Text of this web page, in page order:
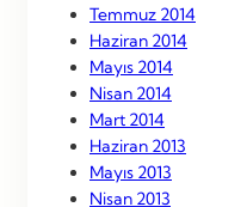
Temmuz 2014
Haziran 2014
Mayıs 2014
Nisan 2014
Mart 2014
Haziran 2013
Mayıs 2013
Nisan 2013